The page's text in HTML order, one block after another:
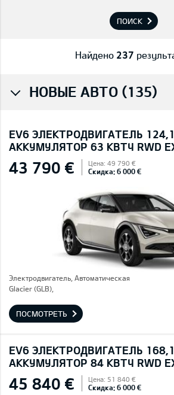
ПОИСК
Найдено 237
НОВЫЕ АВТО (135)
EV6 ЭЛЕКТРОДВИГАТЕЛЬ
AККУМУЛЯТОР 63 КВТЧ RWD
43 790 € Цена: 49 790 €
Скидка: 6 000 €
Электродвигатель, Автоматическая
Glacier (GLB),
ПОСМОТРЕТЬ
EV6 ЭЛЕКТРОДВИГАТЕЛЬ
AККУМУЛЯТОР 84 КВТЧ RWD
45 840 € Цена: 51 840 €
Скидка: 6 000 €